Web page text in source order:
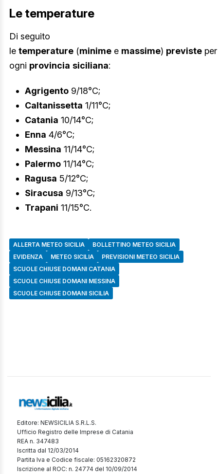
Le temperature
Di seguito
le temperature (minime e massime) previste
ogni provincia siciliana:
Agrigento 9/18°C;
Caltanissetta 1/11°C;
Catania 10/14°C;
Enna 4/6°C;
Messina 11/14°C;
Palermo 11/14°C;
Ragusa 5/12°C;
Siracusa 9/13°C;
Trapani 11/15°C.
ALLERTA METEO SICILIA
BOLLETTINO METEO SICILIA
EVIDENZA
METEO SICILIA
PREVISIONI METEO SICILIA
SCUOLE CHIUSE DOMANI CATANIA
SCUOLE CHIUSE DOMANI MESSINA
SCUOLE CHIUSE DOMANI SICILIA
Editore: NEWSICILIA S.R.L.S.
Ufficio Registro delle Imprese di Catania
REA n. 347483
Iscritta dal 12/03/2014
Partita Iva e Codice fiscale: 05162320872
Iscrizione al ROC: n. 24774 del 10/09/2014